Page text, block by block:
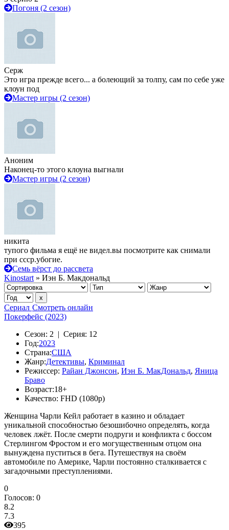
Погоня (2 сезон)
Серж
Это игра прежде всего... а болеющий за толпу, сам по себе уже
клоун под
Мастер игры (2 сезон)
Аноним
Наконец-то этого клоуна выгнали
Мастер игры (2 сезон)
никита
тупого фильма я ещё не видел.вы посмотрите как снимали
при ссср.убогие.
Семь вёрст до рассвета
Kinostart » Иэн Б. Макдональд
Сериал Смотреть онлайн
Покерфейс (2023)
Сезон: 2 | Серия: 12
Год:2023
Страна:США
Жанр:Детективы, Криминал
Режиссер: Райан Джонсон, Иэн Б. МакДональд, Яница
Браво
Возраст:18+
Качество: FHD (1080p)
Женщина Чарли Кейл работает в казино и обладает
уникальной способностью безошибочно определять, когда
человек лжёт. После смерти подруги и конфликта с боссом
Стерлингом Фростом и его могущественным отцом она
вынуждена пуститься в бега. Путешествуя на своём
автомобиле по Америке, Чарли постоянно сталкивается с
загадочными преступлениями.
0
Голосов: 0
8.2
7.3
395